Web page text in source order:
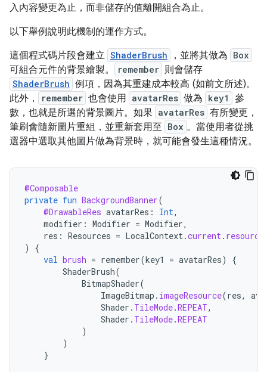
入內容變更為止，而非儲存的值離開組合為止。
以下舉例說明此機制的運作方式。
這個程式碼片段會建立 ShaderBrush ，並將其做為 Box
可組合元件的背景繪製。 remember 則會儲存
ShaderBrush 例項，因為其重建成本較高 (如前文所述)。
此外，
remember 也會使用 avatarRes 做為 key1
參
數，也就是所選的背景圖片。如果 avatarRes 有所變更，
筆刷會隨新圖片重組，並重新套用至 Box 。當使用者從挑
選器中選取其他圖片做為背景時，就可能會發生這種情況。
@Composable
private fun BackgroundBanner(
@DrawableRes avatarRes : Int,
modifier : Modifier = Modifier,
res : Resources = LocalContext .current .
)
{
val brush = remember(key1 = avatarRes)
{
ShaderBrush(
BitmapShader(
ImageBitmap . imageResource(res,
Shader . TileMode.REPEAT,
Shader . TileMode.REPEAT
)
)
}